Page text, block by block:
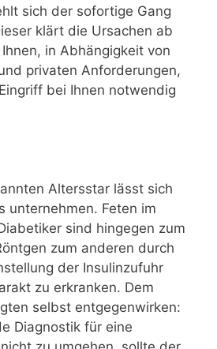
sich der sofortige Gang
klärt die Ursachen ab
in Abhängigkeit von
privaten Anforderungen,
bei Ihnen notwendig
Altersstar lässt sich
unternehmen. Feten im
sind hingegen zum
zum anderen durch
der Insulinzufuhr
zu erkranken. Dem
selbst entgegenwirken:
Diagnostik für eine